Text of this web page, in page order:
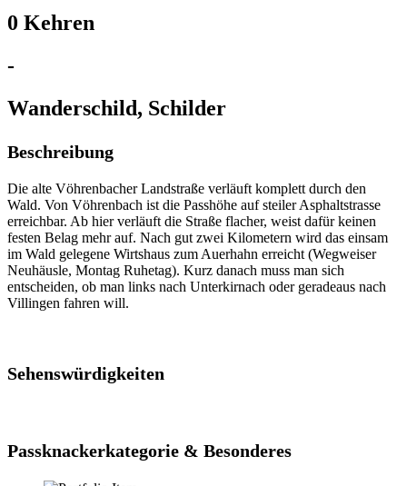
0 Kehren
-
Wanderschild, Schilder
Beschreibung
Die alte Vöhrenbacher Landstraße verläuft komplett durch den
Wald. Von Vöhrenbach ist die Passhöhe auf steiler Asphaltstrasse
erreichbar. Ab hier verläuft die Straße flacher, weist dafür keinen
festen Belag mehr auf. Nach gut zwei Kilometern wird das einsam
im Wald gelegene Wirtshaus zum Auerhahn erreicht (Wegweiser
Neuhäusle, Montag Ruhetag). Kurz danach muss man sich
entscheiden, ob man links nach Unterkirnach oder geradeaus nach
Villingen fahren will.
Sehenswürdigkeiten
Passknackerkategorie & Besonderes